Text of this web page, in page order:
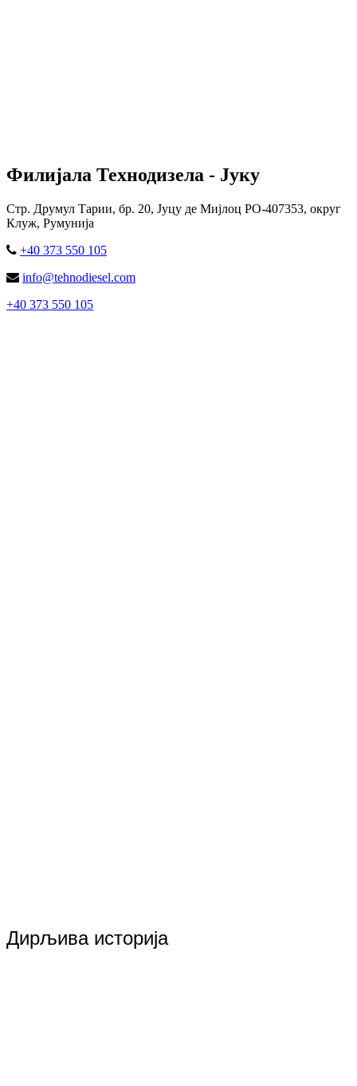
Филијала Технодизела - Јуку
Стр. Друмул Тарии, бр. 20, Јуцу де Мијлоц РО-407353, округ
Клуж, Румунија
+40 373 550 105
info@tehnodiesel.com
+40 373 550 105
Дирљива историја